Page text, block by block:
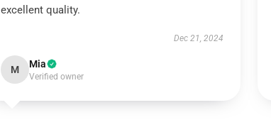
excellent quality.
Dec 21, 2024
M Mia
Verified owner